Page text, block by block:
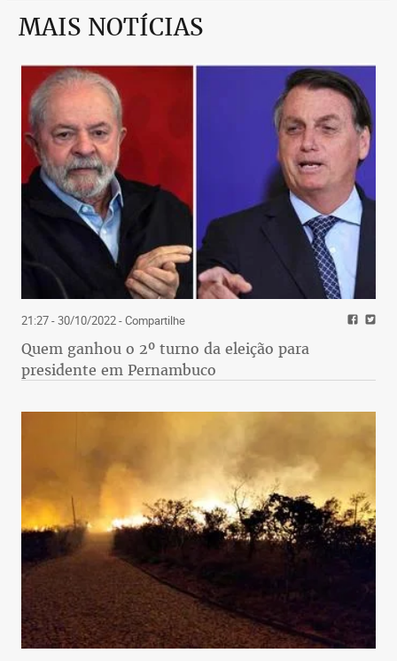
MAIS NOTÍCIAS
21:27 - 30/10/2022- Compartilhe
Quem ganhou o 2º turno da eleição para
presidente em Pernambuco